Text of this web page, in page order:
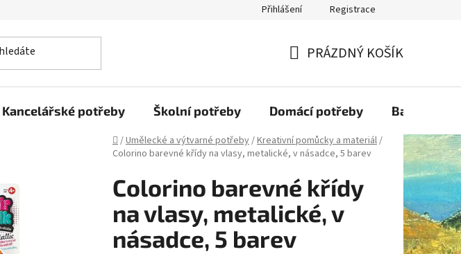
Přihlášení Registrace
KOŠÍK
PRÁZDNÝ KOŠÍK
Kancelářské potřeby Školní potřeby Domácí potřeby Balící
Domů
/Umělecké a výtvarné potřeby/Kreativní pomůcky a materiál/
Colorino barevné křídy na vlasy, metalické, v násadce, 5 barev
Colorino barevné křídy
na vlasy, metalické, v
násadce, 5 barev